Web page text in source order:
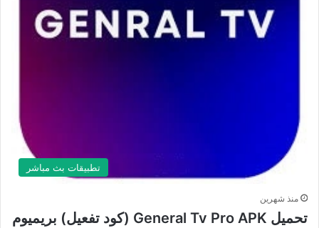
تطبيقات بث مباشر
منذ شهرين
تحميل General Tv Pro APK (كود تفعيل) بريميوم